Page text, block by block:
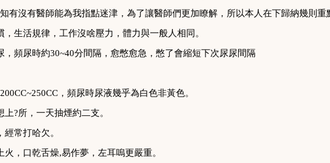
有沒有醫師能為我指點迷津，為了讓醫師們更加瞭解 ， 所以本人在下歸納幾則
， 生活規律 ， 工作沒啥壓力 ， 體力與一般人相同。
， 頻尿時約30~40分間隔 ， 愈憋愈急 ， 憋了會縮短下次尿尿間隔
200CC~250CC ，頻尿時尿液幾乎為白色非黃色。
上?所 ， 一天抽煙約二支。
， 經常打哈欠 。
火 ， 口乾舌燥,易作夢 ， 左耳嗚更嚴重。